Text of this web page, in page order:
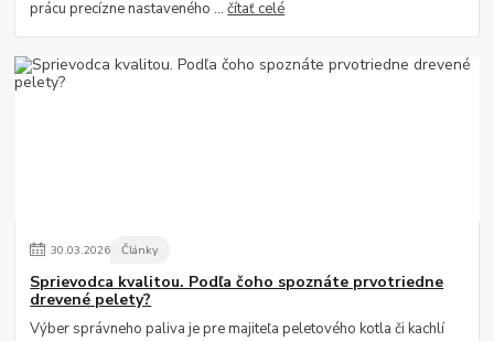
prácu precízne nastaveného ...čítať celé
30.03.2026 Články
Sprievodca kvalitou. Podľa čoho spoznáte prvotriedne
drevené pelety?
Výber správneho paliva je pre majiteľa peletového kotla či kachlí